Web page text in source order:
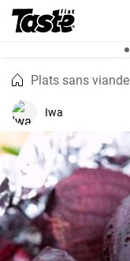
Plats sans viande
Iwa